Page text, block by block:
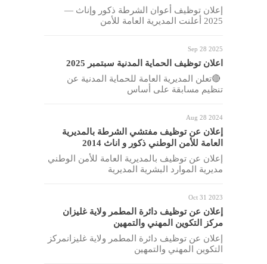
إعلان توظيف أعوان الشرطة ذكور وإناث —
2025 أعلنت المديرية العامة للأمن
Sep 28 2025
اعلان توظيف الحماية المدنية سبتمبر 2025
🔴تعلن المديرية العامة للحماية المدنية عن
تنظيم مسابقة على أساس
Aug 28 2024
إعلان عن توظيف مفتشي الشرطة بالمديرية
العامة للأمن الوطني ذكور و اناث 2014
إعلان عن توظيف بالمديرية العامة للأمن الوطني
مديرية الموارد البشرية المديرية
Oct 31 2023
إعلان عن توظيف دائرة المطمر ولاية غليزان
مركز التكوين المهني والتمهين
إعلان عن توظيف دائرة المطمر ولاية غليزانمركز
التكوين المهني والتمهين